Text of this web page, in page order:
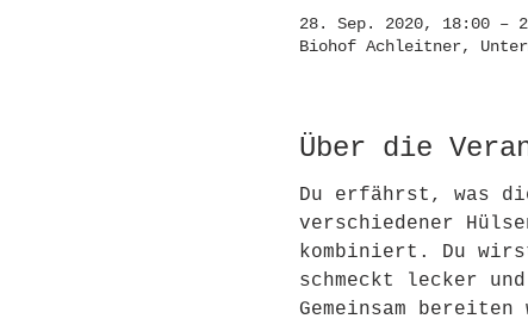
28. Sep. 2020, 18:00 –
Biohof Achleitner,
Über die
Du erfährst, was
verschiedener
kombiniert. Du
schmeckt lecker
Gemeinsam